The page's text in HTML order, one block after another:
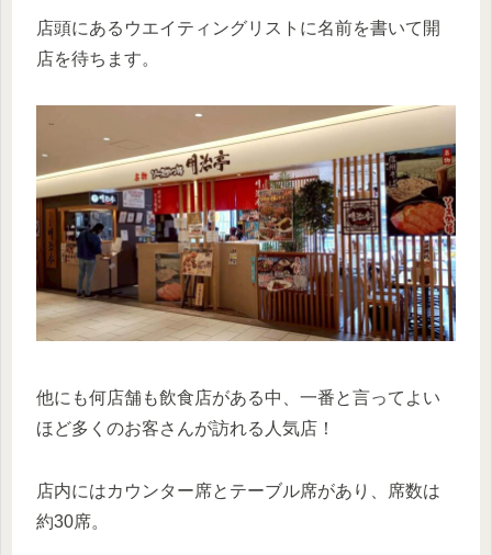
店頭にあるウエイティングリストに名前を書いて開
店を待ちます。
他にも何店舗も飲食店がある中、一番と言ってよい
ほど多くのお客さんが訪れる人気店！
店内にはカウンター席とテーブル席があり、席数は
約30席。